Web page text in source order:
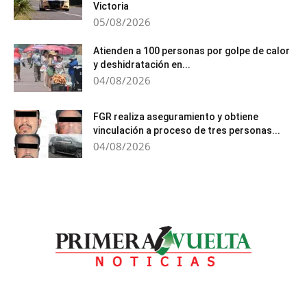
Victoria
05/08/2026
Atienden a 100 personas por golpe de calor
y deshidratación en...
04/08/2026
FGR realiza aseguramiento y obtiene
vinculación a proceso de tres personas...
04/08/2026